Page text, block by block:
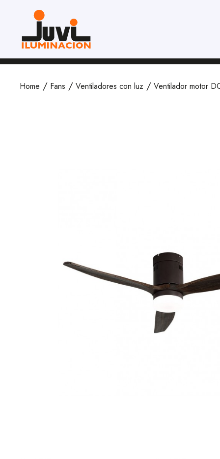
Home Fans Ventiladores con luz Ventilador motor